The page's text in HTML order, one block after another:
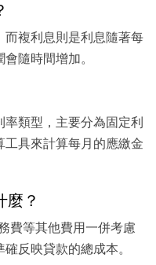
而複利息則是利息隨著每
隨時間增加。
類型，主要分為固定利
具來計算每月的應繳金
麼？
費等其他費用一併考慮
反映貸款的總成本。